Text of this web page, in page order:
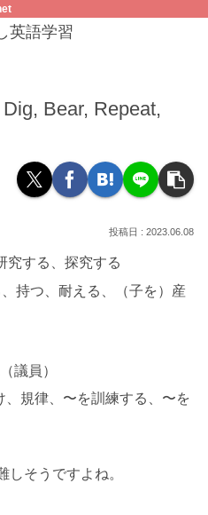
英語学習
Bear, Repeat,
2023.06.08
究する、探究する
持つ、耐える、（子を）産
議員）
、規律、〜を訓練する、〜を
しそうですよね。